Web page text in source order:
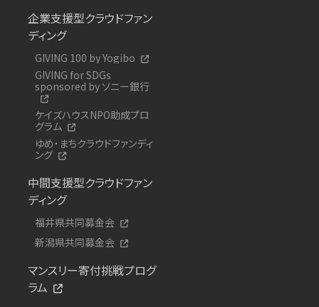
企業支援型クラウドファン
ディング
GIVING 100 by Yogibo
GIVING for SDGs
sponsored by ソニー銀行
ケイズハウスNPO助成プロ
グラム
ゆめ・まちクラウドファンディ
ング
中間支援型クラウドファン
ディング
福井県共同募金会
新潟県共同募金会
マンスリー寄付挑戦プログ
ラム